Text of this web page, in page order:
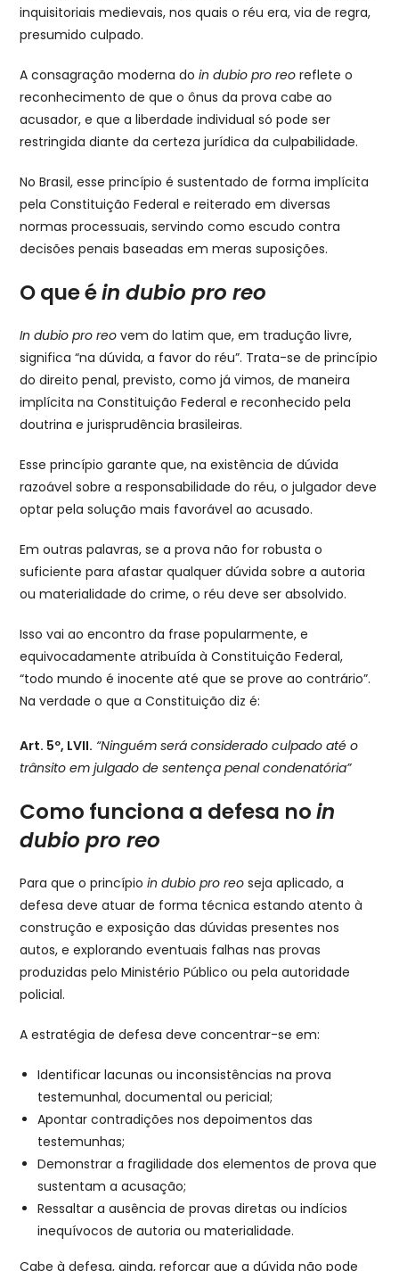
inquisitoriais medievais, nos quais o réu era, via de regra,
presumido culpado.
A consagração moderna doin dubio pro reo reflete o
reconhecimento de que o ônus da prova cabe ao
acusador, e que a liberdade individual só pode ser
restringida diante da certeza jurídica da culpabilidade.
No Brasil, esse princípio é sustentado de forma implícita
pela Constituição Federal e reiterado em diversas
normas processuais, servindo como escudo contra
decisões penais baseadas em meras suposições.
O que éin dubio pro reo
In dubio pro reo vem do latim que, em tradução livre,
significa “na dúvida, a favor do réu”. Trata-se de princípio
do direito penal, previsto, como já vimos, de maneira
implícita na Constituição Federal e reconhecido pela
doutrina e jurisprudência brasileiras.
Esse princípio garante que, na existência de dúvida
razoável sobre a responsabilidade do réu, o julgador deve
optar pela solução mais favorável ao acusado.
Em outras palavras, se a prova não for robusta o
suficiente para afastar qualquer dúvida sobre a autoria
ou materialidade do crime, o réu deve ser absolvido.
Isso vai ao encontro da frase popularmente, e
equivocadamente atribuída à Constituição Federal,
“todo mundo é inocente até que se prove ao contrário”.
Na verdade o que a Constituição diz é:
Art. 5º, LVII. “Ninguém será considerado culpado até o
trânsito em julgado de sentença penal condenatória”
Como funciona a defesa noin
dubio pro reo
Para que o princípioin dubio pro reo seja aplicado, a
defesa deve atuar de forma técnica estando atento à
construção e exposição das dúvidas presentes nos
autos, e explorando eventuais falhas nas provas
produzidas pelo Ministério Público ou pela autoridade
policial.
A estratégia de defesa deve concentrar-se em:
Identificar lacunas ou inconsistências na prova
testemunhal, documental ou pericial;
Apontar contradições nos depoimentos das
testemunhas;
Demonstrar a fragilidade dos elementos de prova que
sustentam a acusação;
Ressaltar a ausência de provas diretas ou indícios
inequívocos de autoria ou materialidade.
Cabe à defesa, ainda, reforçar que a dúvida não pode